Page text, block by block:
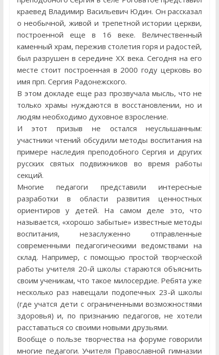
краевед Владимир Васильевич Юдин. Он рассказал
о необычной, живой и трепетной истории церкви,
построенной еще в 16 веке. Величественный
каменный храм, пережив столетия горя и радостей,
был разрушен в середине XX века. Сегодня на его
месте стоит построенная в 2000 году церковь во
имя прп. Сергия Радонежского.
В этом докладе еще раз прозвучала мысль, что не
только храмы нуждаются в восстановлении, но и
людям необходимо духовное взросление.
И этот призыв не остался неуслышанным:
участники чтений обсудили методы воспитания на
примере наследия преподобного Сергия и других
русских святых подвижников во время работы
секций.
Многие педагоги представили интересные
разработки в области развития ценностных
ориентиров у детей. На самом деле это, что
называется, «хорошо забытые» известные методы
воспитания, незаслуженно отправленные
современными педагогическими ведомствами на
склад. Например, с помощью простой творческой
работы учителя 20-й школы стараются объяснить
своим ученикам, что такое милосердие. Ребята уже
несколько раз навещали подопечных 23-й школы
(где учатся дети с ограниченными возможностями
здоровья) и, по признанию педагогов, не хотели
расставаться со своими новыми друзьями.
Вообще о пользе творчества на форуме говорили
многие педагоги. Учителя Православной гимназии